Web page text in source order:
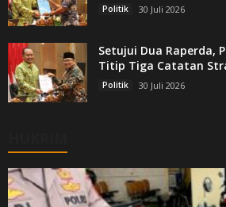
Politik 30 Juli 2026
Setujui Dua Raperda,
Titip Tiga Catatan
Politik 30 Juli 2026